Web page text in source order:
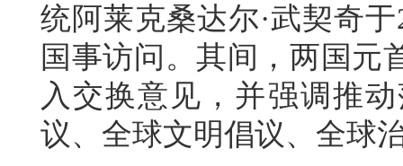
统阿莱克桑达尔·武契奇
国事访问。其间，两国元
入交换意见，并强调推
议、全球文明倡议、全球